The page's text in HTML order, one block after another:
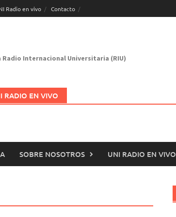
Radio en vivo Contacto
Radio Internacional Universitaria (RIU)
RADIO EN VIVO
SOBRE NOSOTROS UNI RADIO EN VIVO